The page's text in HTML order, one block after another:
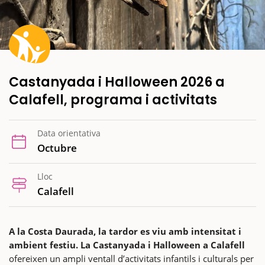
Castanyada i Halloween 2026 a
Calafell, programa i activitats
Data orientativa
Octubre
Lloc
Calafell
A la Costa Daurada, la tardor es viu amb intensitat i
ambient festiu. La Castanyada i Halloween a Calafell
ofereixen un ampli ventall d’activitats infantils i culturals per